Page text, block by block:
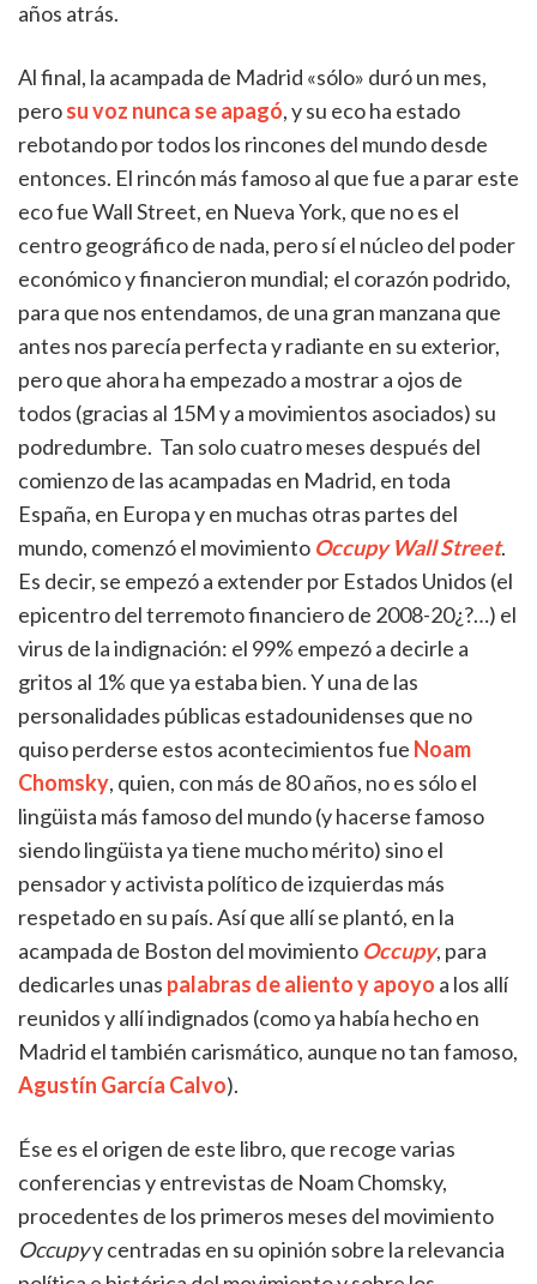
años atrás.
Al final, la acampada de Madrid «sólo» duró un mes,
perosu voz nunca se apagó, y su eco ha estado
rebotando por todos los rincones del mundo desde
entonces. El rincón más famoso al que fue a parar este
eco fue Wall Street, en Nueva York, que no es el
centro geográfico de nada, pero sí el núcleo del poder
económico y financieron mundial; el corazón podrido,
para que nos entendamos, de una gran manzana que
antes nos parecía perfecta y radiante en su exterior,
pero que ahora ha empezado a mostrar a ojos de
todos (gracias al 15M y a movimientos asociados) su
podredumbre. Tan solo cuatro meses después del
comienzo de las acampadas en Madrid, en toda
España, en Europa y en muchas otras partes del
mundo, comenzó el movimiento Occupy Wall Street.
Es decir, se empezó a extender por Estados Unidos (el
epicentro del terremoto financiero de 2008-20¿?…) el
virus de la indignación: el 99% empezó a decirle a
gritos al 1% que ya estaba bien. Y una de las
personalidades públicas estadounidenses que no
quiso perderse estos acontecimientos fue Noam
Chomsky, quien, con más de 80 años, no es sólo el
lingüista más famoso del mundo (y hacerse famoso
siendo lingüista ya tiene mucho mérito) sino el
pensador y activista político de izquierdas más
respetado en su país. Así que allí se plantó, en la
acampada de Boston del movimiento Occupy, para
dedicarles unas palabras de aliento y apoyo a los allí
reunidos y allí indignados (como ya había hecho en
Madrid el también carismático, aunque no tan famoso,
Agustín García Calvo).
Ése es el origen de este libro, que recoge varias
conferencias y entrevistas de Noam Chomsky,
procedentes de los primeros meses del movimiento
Occupyy centradas en su opinión sobre la relevancia